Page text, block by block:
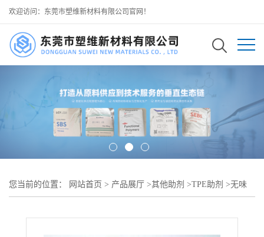
欢迎访问：东莞市塑维新材料有限公司官网！
您当前的位置： 网站首页 > 产品展厅 >其他助剂 >TPE助剂 >无味